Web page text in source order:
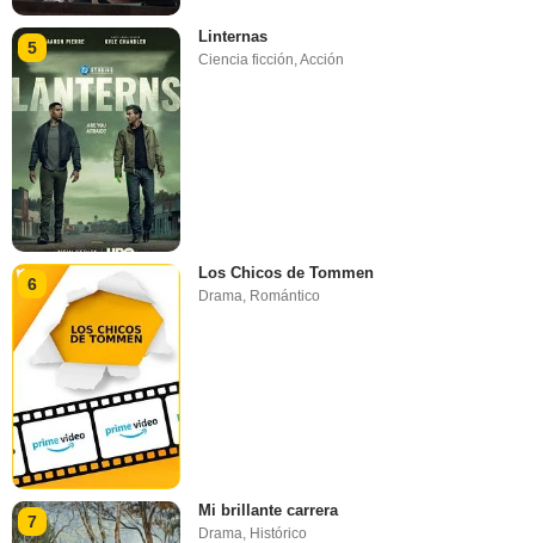
5
Linternas
Ciencia ficción,Acción
6
Los Chicos de Tommen
Drama, Romántico
7
Mi brillante carrera
Drama Histórico